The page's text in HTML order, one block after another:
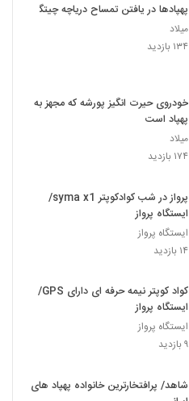
پهپادها در یافتن تمساح دریاچه چیتگر
میلاد
۱۳۴ بازدید
خودروی حیرت‌ انگیز پورشه که مجهز به
پهپاد است
میلاد
۱۷۴ بازدید
پرواز در شب کوادکوپتر syma x1/
ایستگاه پرواز
ایستگاه پرواز
۱۴ بازدید
کواد کوپتر نیمه حرفه ای دارای GPS/
ایستگاه پرواز
ایستگاه پرواز
۹ بازدید
شاهد/ پرافتخارترین خانواده پهپاد های